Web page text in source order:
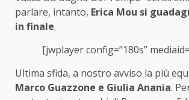
parlare, intanto, Erica Mou si
in finale.
[jwplayer config=”180s”
Ultima sfida, a nostro avviso la più
Marco Guazzone e Giulia Anania.